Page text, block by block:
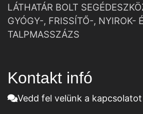
LÁTHATÁR BOLT
GYÓGY-, FRISSÍTŐ-, NYIROK-
TALPMASSZÁZS
Kontakt infó
Vedd fel velünk a